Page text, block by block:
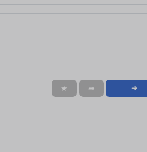
★ ➦ ➜